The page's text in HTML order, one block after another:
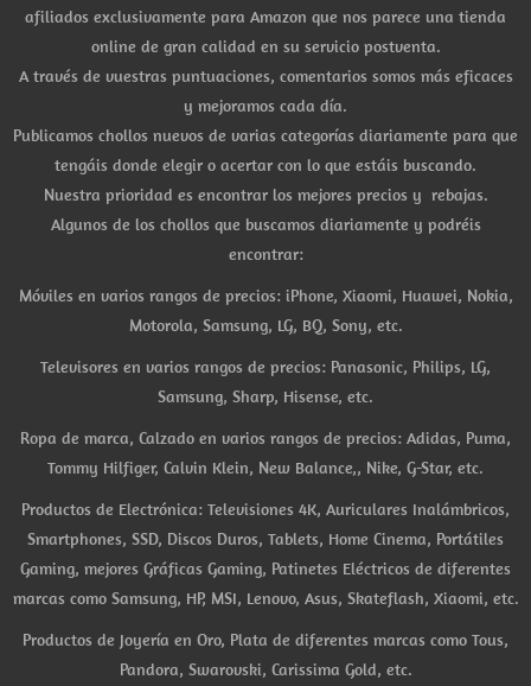
afiliados exclusivamente para Amazon que nos parece una tienda
online de gran calidad en su servicio postventa.
A través de vuestras puntuaciones, comentarios somos más eficaces
y mejoramos cada día.
Publicamos chollos nuevos de varias categorías diariamente para que
tengáis donde elegir o acertar con lo que estáis buscando.
Nuestra prioridad es encontrar los mejores precios y rebajas.
Algunos de los chollos que buscamos diariamente y podréis
encontrar:
Móviles en varios rangos de precios: iPhone, Xiaomi, Huawei, Nokia,
Motorola, Samsung, LG, BQ, Sony, etc.
Televisores en varios rangos de precios: Panasonic, Philips, LG,
Samsung, Sharp, Hisense, etc.
Ropa de marca, Calzado en varios rangos de precios: Adidas, Puma,
Tommy Hilfiger, Calvin Klein, New Balance,, Nike, G-Star, etc.
Productos de Electrónica: Televisiones 4K, Auriculares Inalámbricos,
Smartphones, SSD, Discos Duros, Tablets, Home Cinema, Portátiles
Gaming, mejores Gráficas Gaming, Patinetes Eléctricos de diferentes
marcas como Samsung, HP, MSI, Lenovo, Asus, Skateflash, Xiaomi, etc.
Productos de Joyería en Oro, Plata de diferentes marcas como Tous,
Pandora, Swarovski, Carissima Gold, etc.